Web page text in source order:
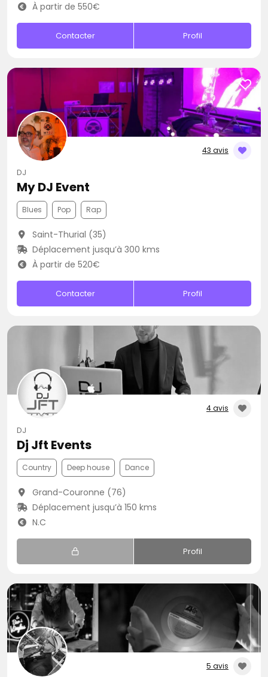
À partir de 550€
Contacter Profil
43 avis
DJ
My DJ Event
Blues Pop Rap
Saint-Thurial (35)
Déplacement jusqu’à 300 kms
À partir de 520€
Contacter Profil
4 avis
DJ
Dj Jft Events
Country Deep house Dance
Grand-Couronne (76)
Déplacement jusqu’à 150 kms
N.C
Profil
5 avis